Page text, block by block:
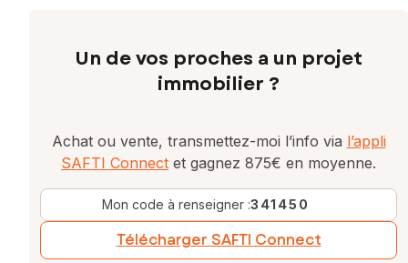
Un de vos proches a un projet
immobilier ?
Achat ou vente, transmettez-moi l’info via l’appli
SAFTI Connect et gagnez 875€ en moyenne.
Mon code à renseigner :341450
Télécharger SAFTI Connect